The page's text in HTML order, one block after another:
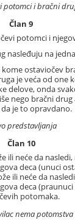
potomci i bračni
Član 9
potomci i
nasleđuju na
ostaviočev
je veća od one
delove, onda
nego bračni
je to opravdano.
predstavljanja
Član 10
ili neće da
deca (unuci
ili neće da
deca
potomaka.
nema potomstva